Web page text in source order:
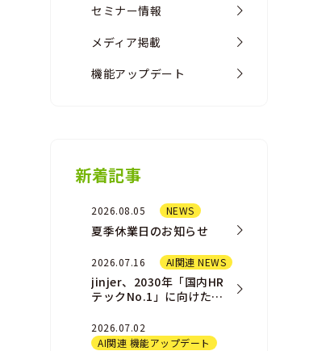
セミナー情報
メディア掲載
機能アップデート
新着記事
2026.08.05 NEWS
夏季休業日のお知らせ
2026.07.16 AI関連 NEWS
jinjer、2030年「国内HR
テックNo.1」に向けた新
組織戦略を発表
2026.07.02
AI関連 機能アップデート